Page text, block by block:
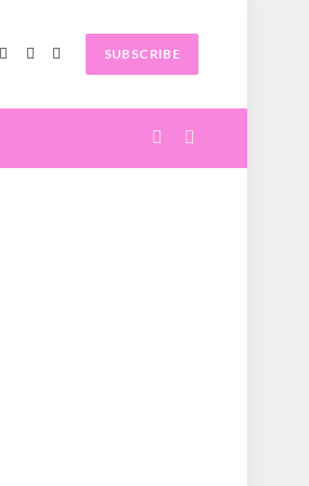
Facebook
X
Instagram
SUBSCRIBE